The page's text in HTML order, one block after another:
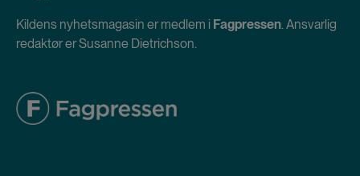
Kildens nyhetsmagasin er medlem i Fagpressen. Ansvarlig
redaktør er Susanne Dietrichson.